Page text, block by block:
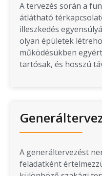
A tervezés során a
átlátható
illeszkedés
olyan épületek
működésükben
tartósak, és hosszú
A generáltervezést
feladatként